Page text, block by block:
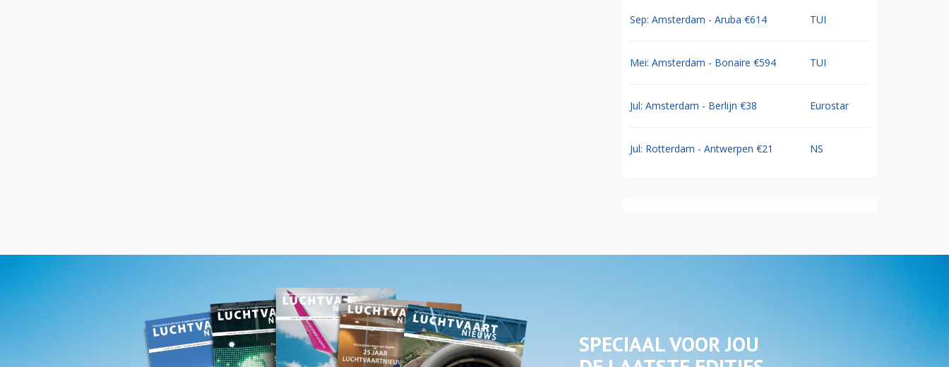
Sep: Amsterdam - Aruba €614 TUI
Mei: Amsterdam - Bonaire €594 TUI
Jul: Amsterdam - Berlijn €38 Eurostar
Jul: Rotterdam - Antwerpen €21 NS
SPECIAAL VOOR JOU